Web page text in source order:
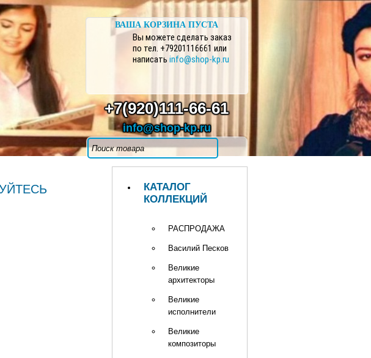
+7(920)111-66-61
info@shop-kp.ru
КАТАЛОГ
КОЛЛЕКЦИЙ
РАСПРОДАЖА
Василий Песков
Великие
архитекторы
Великие
исполнители
Великие
композиторы
ВАША КОРЗИНА ПУСТА
Вы можете сделать заказ
по тел. +79201116661 или
написать info@shop-kp.ru